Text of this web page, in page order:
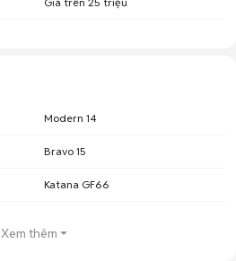
Modern 14
Bravo 15
Katana GF66
Xem thêm